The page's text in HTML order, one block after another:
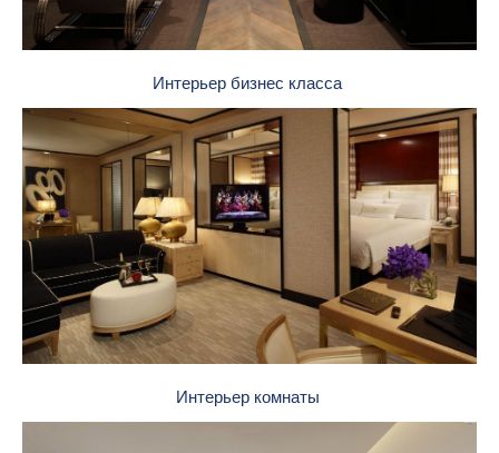
Интерьер бизнес класса
Интерьер комнаты